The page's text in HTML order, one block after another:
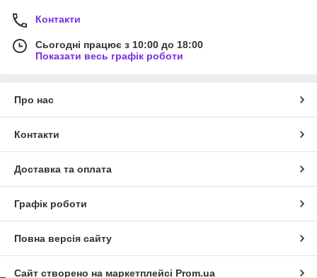
Контакти
Сьогодні працює з 10:00 до 18:00
Показати весь графік роботи
Про нас
Контакти
Доставка та оплата
Графік роботи
Повна версія сайту
Сайт створено на маркетплейсі Prom.ua